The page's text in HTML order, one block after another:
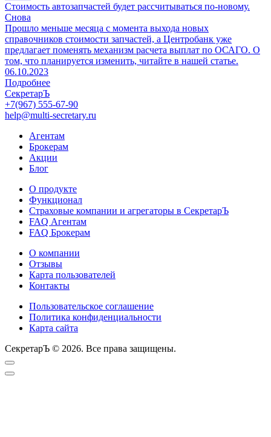
Стоимость автозапчастей будет рассчитываться по-новому.
Снова
Прошло меньше месяца с момента выхода новых
справочников стоимости запчастей, а Центробанк уже
предлагает поменять механизм расчета выплат по ОСАГО. О
том, что планируется изменить, читайте в нашей статье.
06.10.2023
Подробнее
СекретарЪ
+7(967) 555-67-90
help@multi-secretary.ru
Агентам
Брокерам
Акции
Блог
О продукте
Функционал
Страховые компании и агрегаторы в СекретарЪ
FAQ Агентам
FAQ Брокерам
О компании
Отзывы
Карта пользователей
Контакты
Пользовательское соглашение
Политика конфиденциальности
Карта сайта
СекретарЪ © 2026. Все права защищены.